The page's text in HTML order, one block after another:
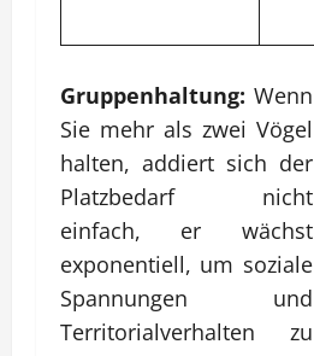
Gruppenhaltung: Wenn
Sie mehr als zwei Vögel
halten, addiert sich der
Platzbedarf nicht
einfach, er wächst
exponentiell, um soziale
Spannungen und
Territorialverhalten zu